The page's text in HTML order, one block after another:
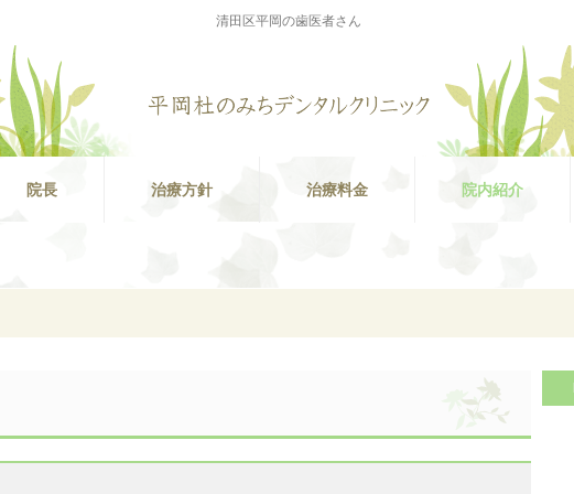
清田区平岡の歯医者さん
院長 治療方針 治療料金 院内紹介